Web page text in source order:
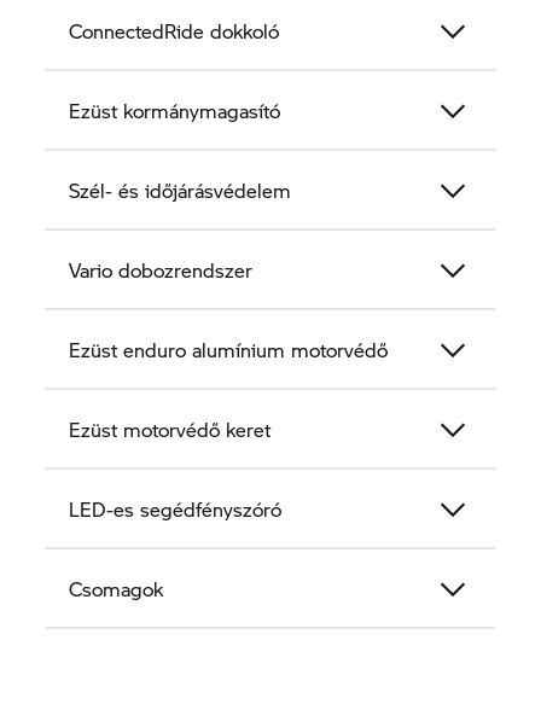
ConnectedRide dokkoló
Ezüst kormánymagasító
Szél- és időjárásvédelem
Vario dobozrendszer
Ezüst enduro alumínium motorvédő
Ezüst motorvédő keret
LED-es segédfényszóró
Csomagok